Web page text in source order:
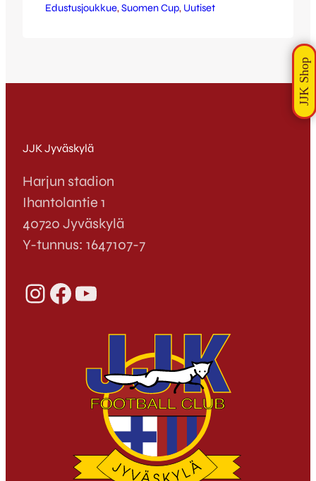
keskiviikkoiltana, kun Klubi 04 ja BK-46
JJK saa vastaansa karjaalaisjoukkueen.
Edustusjoukkue, Suomen Cup, Uutiset
JJK Jyväskylä
Harjun stadion
Ihantolantie 1
40720 Jyväskylä
Y-tunnus: 1647107-7
InstagramFacebook YouTube